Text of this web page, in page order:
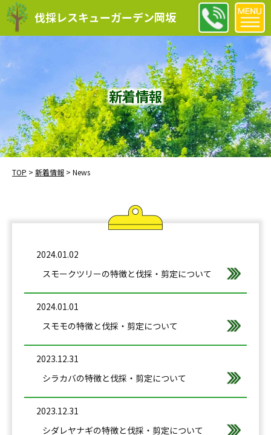
伐採レスキューガーデン岡坂
新着情報
TOP > 新着情報 > News
2024.01.02
スモークツリーの特徴と伐採・剪定について
2024.01.01
スモモの特徴と伐採・剪定について
2023.12.31
シラカバの特徴と伐採・剪定について
2023.12.31
シダレヤナギの特徴と伐採・剪定について